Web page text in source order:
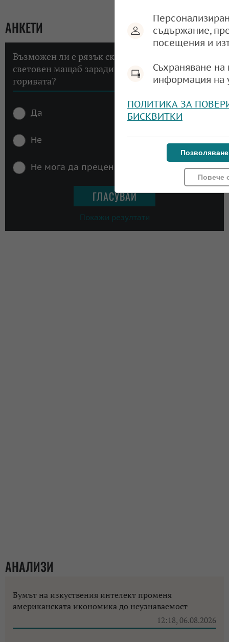
АНКЕТИ
Възможен ли е рязък скок на инфлацията в
световен мащаб заради високите цени на
горивата?
Да
Не
Не мога да преценя
Покажи резултати
АНАЛИЗИ
Бумът на изкуствения интелект променя
американската икономика до неузнаваемост
12:18, 06.08.2026
съдържание,
посещения и
Съхраняване
информация на
ПОЛИТИКА ЗА
БИСКВИТКИ
Повече